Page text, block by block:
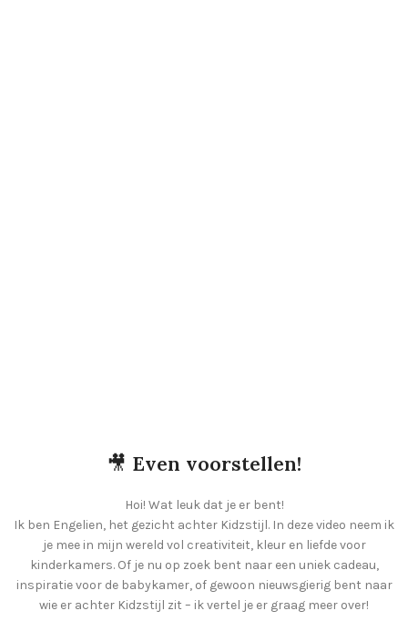
🎥 Even voorstellen!
Hoi! Wat leuk dat je er bent!
Ik ben Engelien, het gezicht achter Kidzstijl. In deze video neem ik
je mee in mijn wereld vol creativiteit, kleur en liefde voor
kinderkamers. Of je nu op zoek bent naar een uniek cadeau,
inspiratie voor de babykamer, of gewoon nieuwsgierig bent naar
wie er achter Kidzstijl zit – ik vertel je er graag meer over!